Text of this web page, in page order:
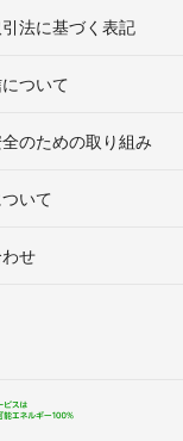
法に基づく表記
ついて
のための取り組み
いて
せ